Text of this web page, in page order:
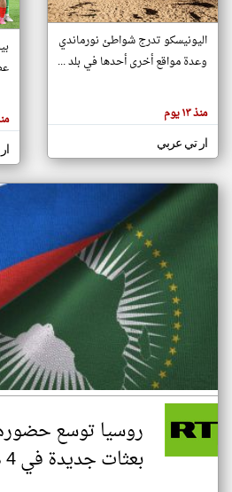
اخبار
أهم اخبار
هنا عن
وجهة
كاتبيها.
اليونيسكو تدرج شواطئ نورماندي
وعدة مواقع أخرى أحدها في بلد ...
منذ ١٣ يوم
ار تي عربي
منذ
روسيا توسع
بعثات جديدة في 4 دول أفريقية